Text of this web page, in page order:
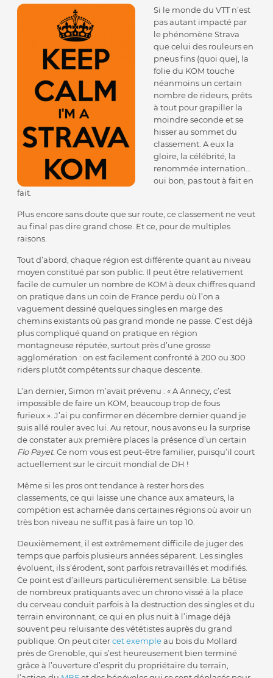
Si le monde du VTT n’est
pas autant impacté par
le phénomène Strava
que celui des rouleurs en
pneus fins (quoi que), la
folie du KOM touche
néanmoins un certain
nombre de rideurs, prêts
à tout pour grapiller la
moindre seconde et se
hisser au sommet du
classement. A eux la
gloire, la célébrité, la
renommée internation…
oui bon, pas tout à fait en
fait.
Plus encore sans doute que sur route, ce classement ne veut
au final pas dire grand chose. Et ce, pour de multiples
raisons.
Tout d’abord, chaque région est différente quant au niveau
moyen constitué par son public. Il peut être relativement
facile de cumuler un nombre de KOM à deux chiffres quand
on pratique dans un coin de France perdu où l’on a
vaguement dessiné quelques singles en marge des
chemins existants où pas grand monde ne passe. C’est déjà
plus compliqué quand on pratique en région
montagneuse réputée, surtout près d’une grosse
agglomération : on est facilement confronté à 200 ou 300
riders plutôt compétents sur chaque descente.
L’an dernier, Simon m’avait prévenu : « A Annecy, c’est
impossible de faire un KOM, beaucoup trop de fous
furieux ». J’ai pu confirmer en décembre dernier quand je
suis allé rouler avec lui. Au retour, nous avons eu la surprise
de constater aux première places la présence d’un certain
Flo Payet. Ce nom vous est peut-être familier, puisqu’il court
actuellement sur le circuit mondial de DH !
Même si les pros ont tendance à rester hors des
classements, ce qui laisse une chance aux amateurs, la
compétion est acharnée dans certaines régions où avoir un
très bon niveau ne suffit pas à faire un top 10.
Deuxièmement, il est extrêmement difficile de juger des
temps que parfois plusieurs années séparent. Les singles
évoluent, ils s’érodent, sont parfois retravaillés et modifiés.
Ce point est d’ailleurs particulièrement sensible. La bêtise
de nombreux pratiquants avec un chrono vissé à la place
du cerveau conduit parfois à la destruction des singles et du
terrain environnant, ce qui en plus nuit à l’image déjà
souvent peu reluisante des vététistes auprès du grand
publique. On peut citercet exempleau bois du Mollard
près de Grenoble, qui s’est heureusement bien terminé
grâce à l’ouverture d’esprit du propriétaire du terrain,